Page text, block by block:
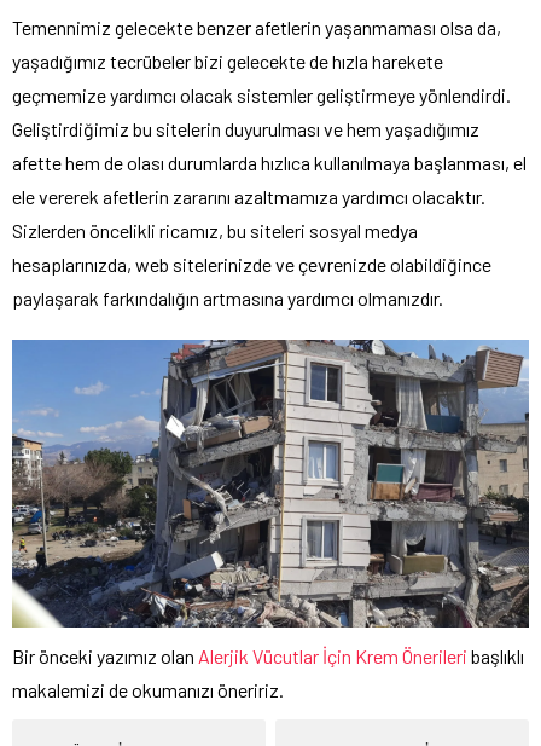
Temennimiz gelecekte benzer afetlerin yaşanmaması olsa da,
yaşadığımız tecrübeler bizi gelecekte de hızla harekete
geçmemize yardımcı olacak sistemler geliştirmeye yönlendirdi.
Geliştirdiğimiz bu sitelerin duyurulması ve hem yaşadığımız
afette hem de olası durumlarda hızlıca kullanılmaya başlanması, el
ele vererek afetlerin zararını azaltmamıza yardımcı olacaktır.
Sizlerden öncelikli ricamız, bu siteleri sosyal medya
hesaplarınızda, web sitelerinizde ve çevrenizde olabildiğince
paylaşarak farkındalığın artmasına yardımcı olmanızdır.
Bir önceki yazımız olan Alerjik Vücutlar İçin Krem Önerileri başlıklı
makalemizi de okumanızı öneririz.